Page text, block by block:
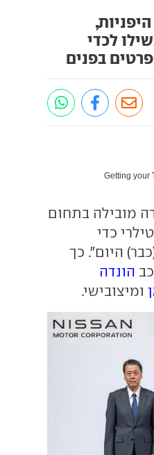
לכדי
בפנים
Getting your
מובילה בתחום
הארטילרי כדי
היום". כך
הונדה
ומיצובישי.